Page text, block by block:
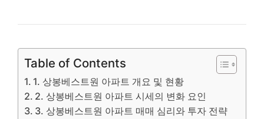
Table of Contents
1. 상봉베스트원 아파트 개요 및 현황
2. 상봉베스트원 아파트 시세의 변화 요인
3. 상봉베스트원 아파트 매매 심리와 투자 전략